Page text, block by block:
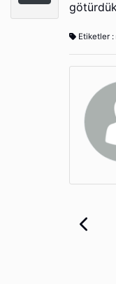
Etiketler :